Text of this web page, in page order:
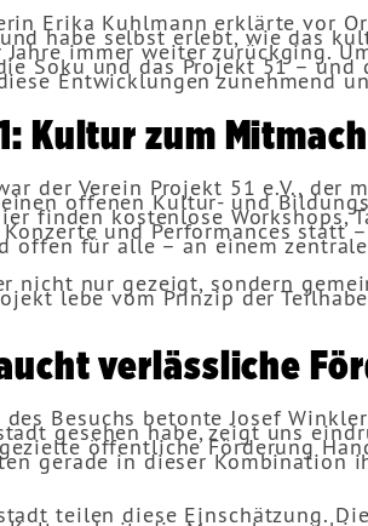
Erika Kuhlmann erklärte vor
habe selbst erlebt, wie das
Jahre immer weiter zurückging.
Soku und das Projekt 51 – und
Entwicklungen zunehmend
Kultur zum
der Verein Projekt 51 e.V., der
offenen Kultur- und
finden kostenlose Workshops,
und Performances statt
offen für alle – an einem
nicht nur gezeigt, sondern
lebe vom Prinzip der
verlässliche
Besuchs betonte Josef
gesehen habe, zeigt uns
öffentliche Förderung
gerade in dieser Kombination
teilen diese Einschätzung.